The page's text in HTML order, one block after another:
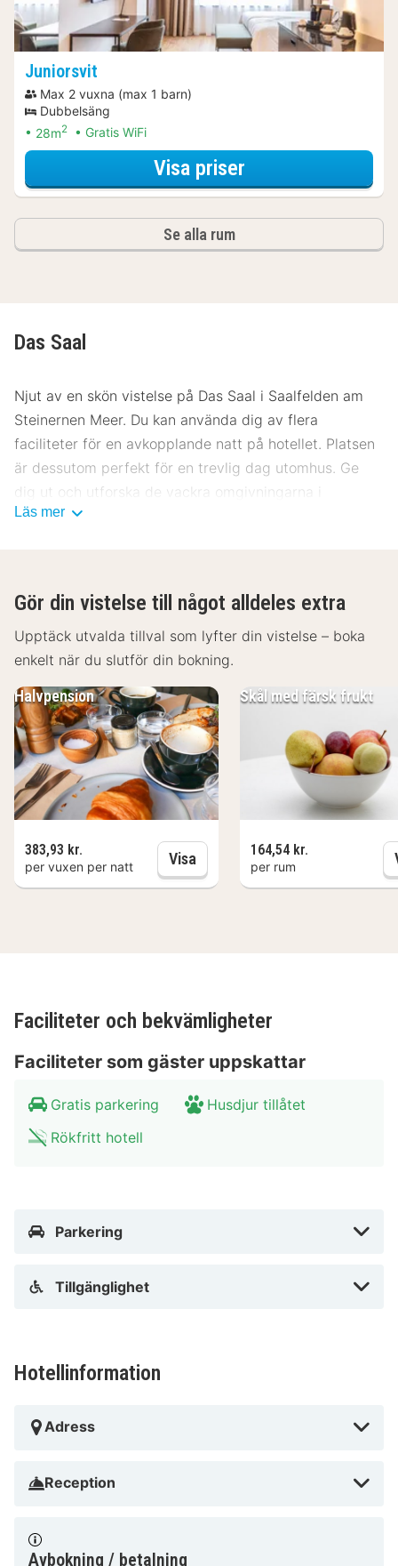
Juniorsvit
Max 2 vuxna (max 1 barn)
Dubbelsäng
28m2 Gratis WiFi
Visa priserför Romantiskt
Se alla rum
Das Saal
Njut av en skön vistelse på Das Saal i Saalfelden am
Steinernen Meer. Du kan använda dig av flera
faciliteter för en avkopplande natt på hotellet. Platsen
är dessutom perfekt för en trevlig dag utomhus. Ge
dig ut och utforska de vackra omgivningarna i
Saalfelden am Steinernen Meer. Det blir garanterat en
Läs mer
Gör din vistelse till något alldeles extra
Upptäck utvalda tillval som lyfter din vistelse – boka
enkelt när du slutför din bokning.
Skål med färsk frukt
164,54 kr.
per rum
Halvpension
383,93 kr.
per vuxen per natt Visa Halvpension
Faciliteter och bekvämligheter
Faciliteter som gäster uppskattar
Gratis parkering
Husdjur tillåtet
Rökfritt hotell
Parkering
Tillgänglighet
Hotellinformation
Adress
Reception
Avbokning / betalning